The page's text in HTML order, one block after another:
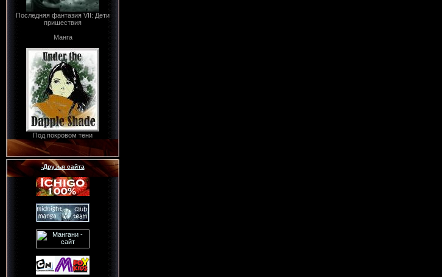
Последняя фантазия VII: Дети
пришествия
Манга
Под покровом тени
-Друзья сайта